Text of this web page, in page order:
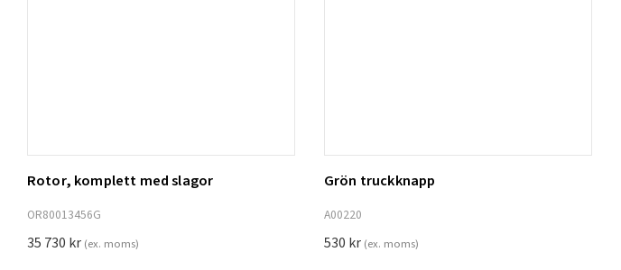
Lägg till i varukorg
Rotor, komplett med slagor
OR80013456G
35 730 kr (ex. moms)
Grön truckknapp
A00220
530 kr (ex. moms)